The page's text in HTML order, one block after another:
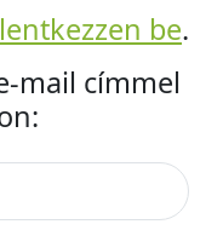
be.
mail címmel